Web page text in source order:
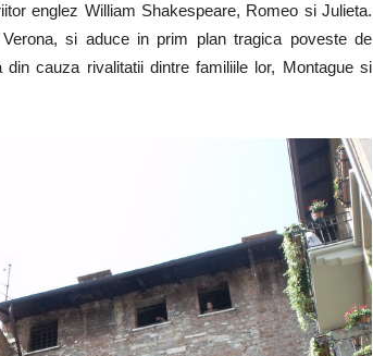
englez William Shakespeare, Romeo si Julieta.
si aduce in prim plan tragica poveste de
cauza rivalitatii dintre familiile lor, Montague si